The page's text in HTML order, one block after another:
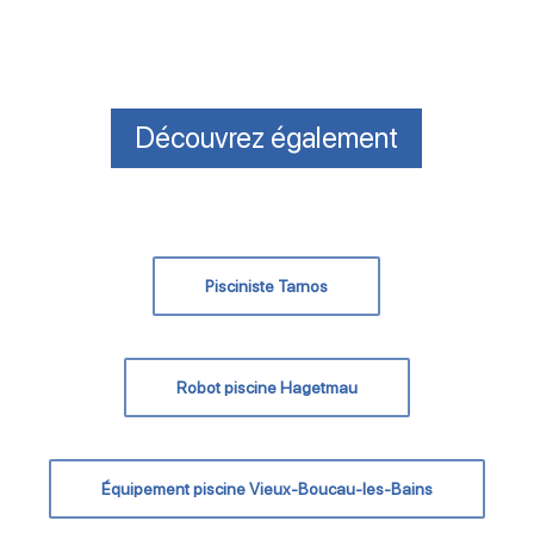
Découvrez également
Pisciniste Tarnos
Robot piscine Hagetmau
Équipement piscine Vieux-Boucau-les-Bains